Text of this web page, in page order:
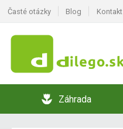
Časté otázky Blog Kontakt
Záhrada